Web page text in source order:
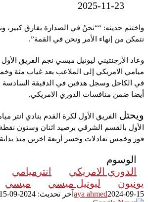
2025-11-23
واختتم حديثه: ““نحنُ في الصدارة بفارق كبير،
نتمكن من إنهاء الأمر ونحن في القمة”.
وعاد الأرجنتيني ليونيل ميسي نجم الفريق الأول
ميامي الامريكي إلى الملاعب بعد غياب مئة
في الكاحل وسجل هدفين في الدقيقة السادسة
أيضا ضمن منافسات الدوري الامريكي.
ويحتل الفريق الأول لكرة القدم بنادي انتر
الأول بالقسم الشرقي برصيد اثنان وستون
فوز وخمس تعادلات وخسر أربعة اخرين منذ
الوسوم
الدوري الامريكي
انترميامي
يونيون
ليونيل ميسي ميسي
aya ahmed2024-09-15 آخر تحديث: 2024-09-15